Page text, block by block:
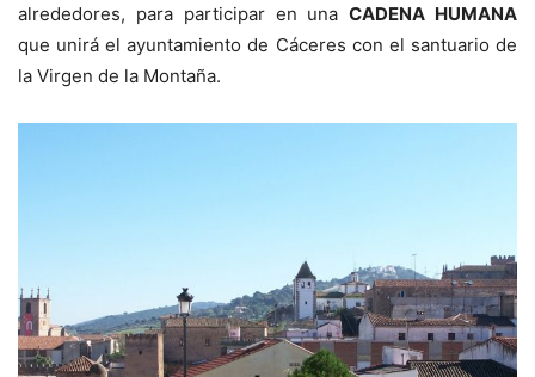
alrededores, para participar en unaCADENA HUMANA
que unirá el ayuntamiento de Cáceres con el santuario de
la Virgen de la Montaña.